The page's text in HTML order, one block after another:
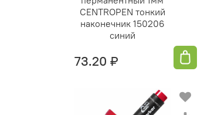
СENTROPEN тонкий
наконечник 150206
синий
73.20 ₽